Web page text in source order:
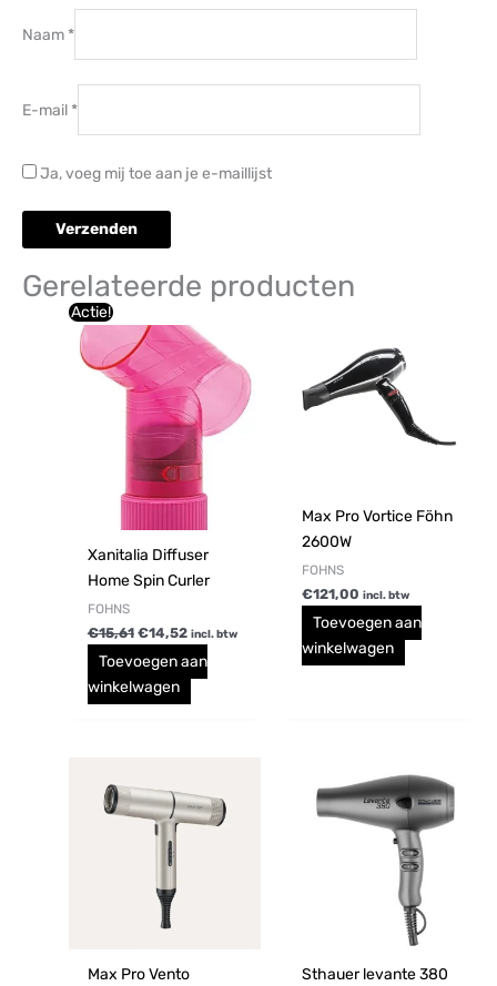
Naam *
E-mail *
Ja, voeg mij toe aan je e-maillijst
Gerelateerde producten
Actie!
Xanitalia Diffuser
Home Spin Curler
FOHNS
€15,61
Oorspronkelijke
prijs
was:
€15,61.
€14,52
Huidige
prijs
is:
€14,52.
incl. btw
Toevoegen aan
winkelwagen
Max Pro Vortice Föhn
2600W
FOHNS
€121,00 incl. btw
Toevoegen aan
winkelwagen
Max Pro Vento
Sthauer levante 380